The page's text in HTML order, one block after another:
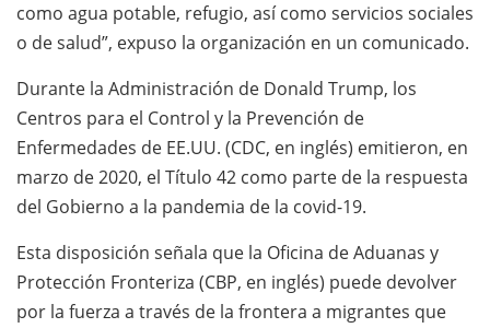
como agua potable, refugio, así como servicios sociales
o de salud”, expuso la organización en un comunicado.
Durante la Administración de Donald Trump, los
Centros para el Control y la Prevención de
Enfermedades de EE.UU. (CDC, en inglés) emitieron, en
marzo de 2020, el Título 42 como parte de la respuesta
del Gobierno a la pandemia de la covid-19.
Esta disposición señala que la Oficina de Aduanas y
Protección Fronteriza (CBP, en inglés) puede devolver
por la fuerza a través de la frontera a migrantes que